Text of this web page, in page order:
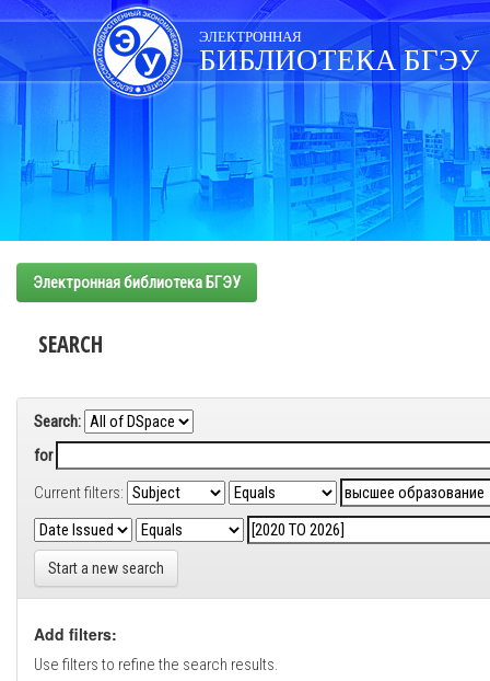
Skip
navigation
ЭЛЕКТРОННАЯ
БИБЛИОТЕКА БГЭУ
Электронная библиотека БГЭУ
SEARCH
Search:
for
Current filters:
Start a new search
Add filters:
Use filters to refine the search results.